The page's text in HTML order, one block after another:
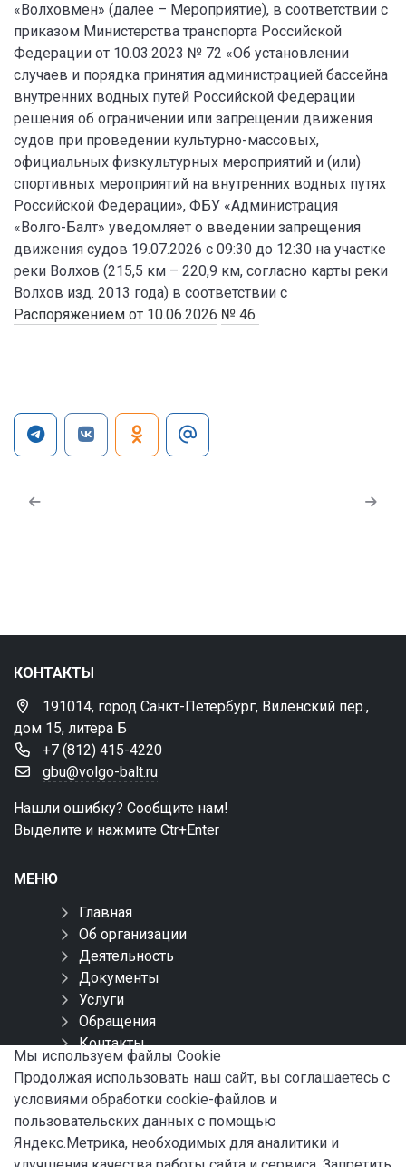
«Волховмен» (далее – Мероприятие), в соответствии с
приказом Министерства транспорта Российской
Федерации от 10.03.2023 № 72 «Об установлении
случаев и порядка принятия администрацией бассейна
внутренних водных путей Российской Федерации
решения об ограничении или запрещении движения
судов при проведении культурно-массовых,
официальных физкультурных мероприятий и (или)
спортивных мероприятий на внутренних водных путях
Российской Федерации», ФБУ «Администрация
«Волго-Балт» уведомляет о введении запрещения
движения судов 19.07.2026 с 09:30 до 12:30 на участке
реки Волхов (215,5 км – 220,9 км, согласно карты реки
Волхов изд. 2013 года) в соответствии с
Распоряжением от 10.06.2026 № 46
КОНТАКТЫ
191014, город Санкт-Петербург, Виленский пер.,
дом 15, литера Б
+7 (812) 415-4220
gbu@volgo-balt.ru
Нашли ошибку? Сообщите нам!
Выделите и нажмите Ctr+Enter
МЕНЮ
Главная
Об организации
Деятельность
Документы
Услуги
Обращения
Контакты
Карта сайта
СОЦИАЛЬНЫЕ СЕТИ
Мы используем файлы Сookie
Продолжая использовать наш сайт, вы соглашаетесь с
условиями обработки cookie-файлов и
пользовательских данных с помощью
Яндекс.Метрика, необходимых для аналитики и